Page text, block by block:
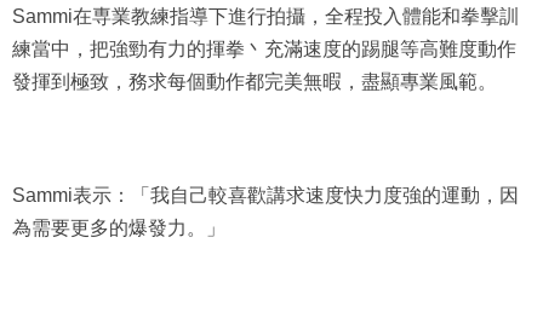
Sammi在専業教練指導下進行拍攝，全程投入體能和拳擊訓
練當中，把強勁有力的揮拳丶充滿速度的踢腿等高難度動作
發揮到極致，務求每個動作都完美無暇，盡顯專業風範。
Sammi表示：「我自己較喜歡講求速度快力度強的運動，因
為需要更多的爆發力。」